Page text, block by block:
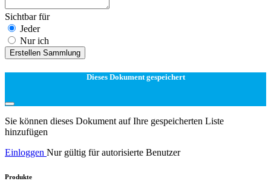
Sichtbar für
Jeder
Nur ich
Erstellen Sammlung
Dieses Dokument gespeichert
Sie können dieses Dokument auf Ihre gespeicherten Liste
hinzufügen
Einloggen Nur gültig für autorisierte Benutzer
Produkte